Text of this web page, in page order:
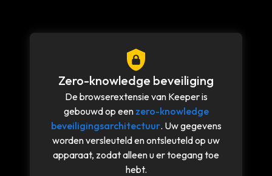
Zero-knowledge beveiliging
De browserextensie van Keeper is
gebouwd op een zero-knowledge
beveiligingsarchitectuur. Uw gegevens
worden versleuteld en ontsleuteld op uw
apparaat, zodat alleen u er toegang toe
hebt.